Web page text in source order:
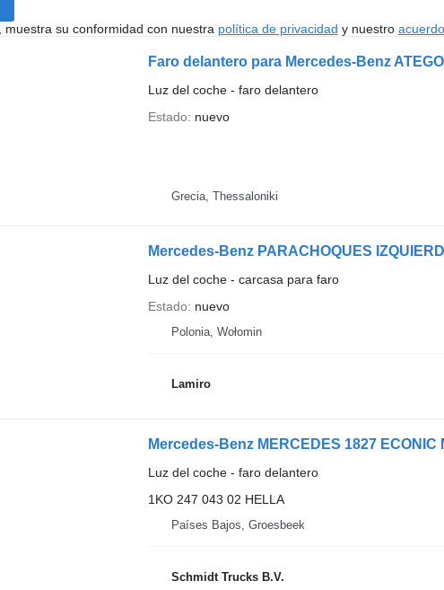
muestra su conformidad con nuestra política de privacidad y nuestro
Faro delantero para Mercedes-Benz
Luz del coche - faro delantero
Estado
nuevo
Grecia, Thessaloniki
Luz del coche - carcasa para faro
Estado
nuevo
Polonia, Wołomin
Lamiro
Mercedes-Benz MERCEDES 1827
Luz del coche - faro delantero
1KO 247 043 02 HELLA
Países Bajos, Groesbeek
Schmidt Trucks B.V.